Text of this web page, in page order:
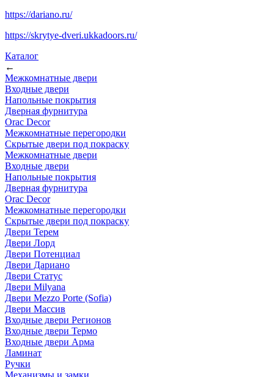
https://dariano.ru/
https://skrytye-dveri.ukkadoors.ru/
Каталог
←
Межкомнатные двери
Входные двери
Напольные покрытия
Дверная фурнитура
Orac Decor
Межкомнатные перегородки
Скрытые двери под покраскy
Межкомнатные двери
Входные двери
Напольные покрытия
Дверная фурнитура
Orac Decor
Межкомнатные перегородки
Скрытые двери под покраскy
Двери Терем
Двери Лорд
Двери Потенциал
Двери Дариано
Двери Статус
Двери Milyana
Двери Mezzo Porte (Sofia)
Двери Массив
Входные двери Регионов
Входные двери Термо
Входные двери Арма
Ламинат
Ручки
Механизмы и замки